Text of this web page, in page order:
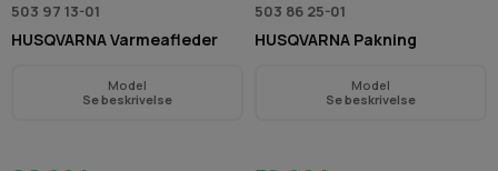
503 97 13-01
HUSQVARNA Varmeafleder
Model
Se beskrivelse
503 86 25-01
HUSQVARNA Pakning
Model
Se beskrivelse